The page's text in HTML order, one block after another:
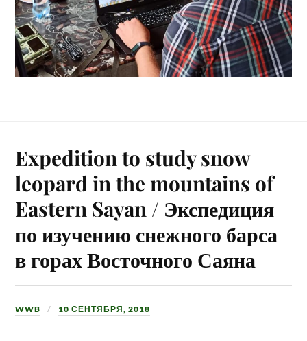
Expedition to study snow
leopard in the mountains of
Eastern Sayan / Экспедиция
по изучению снежного барса
в горах Восточного Саяна
WWB 10 СЕНТЯБРЯ, 2018